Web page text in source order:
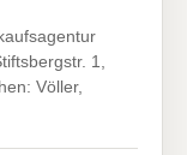
1,
Völler,